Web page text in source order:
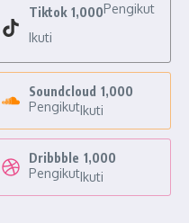
Tiktok 1,000Pengikut
Ikuti
Soundcloud 1,000
PengikutIkuti
Dribbble 1,000
PengikutIkuti